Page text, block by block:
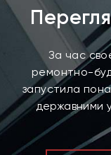
За час
ремонтно-
запустила
державними